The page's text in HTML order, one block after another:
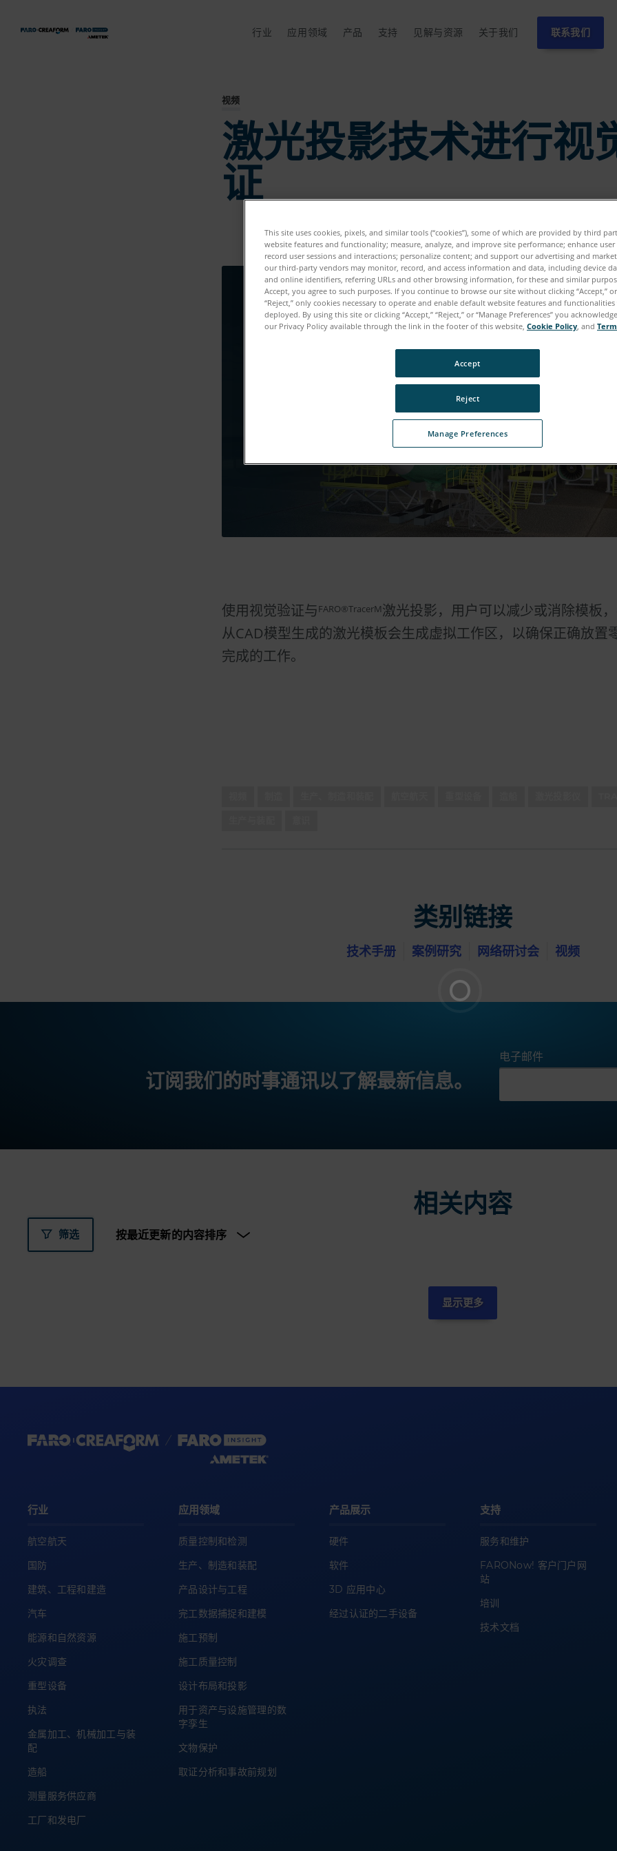
行业 应用领域 产品 支持 见解与资源 关于我们 联系我们
视频
激光投影技术进行视
证
使用视觉验证与FARO®TracerM激光投影，用户可以减少或消除模板，
从CAD模型生成的激光模板会生成虚拟工作区，以确保正确放置
完成的工作。
类别链接
技术手册 案例研究 网络研讨会 视频
订阅我们的时事通讯以了解最新信息。
电子邮件
相关内容
筛选
显示更多
行业
航空航天
国防
建筑、工程和建造
汽车
能源和自然资源
火灾调查
重型设备
执法
金属加工、机械加工与装
配
造船
测量服务供应商
工厂和发电厂
应用领域
质量控制和检测
生产、制造和装配
产品设计与工程
完工数据捕捉和建模
施工预制
施工质量控制
设计布局和投影
用于资产与设施管理的数
字孪生
文物保护
取证分析和事故前规划
产品展示
硬件
软件
3D 应用中心
经过认证的二手设备
支持
服务和维护
FARONow! 客户门户网
站
培训
技术文档
This site uses cookies, pixels, and similar tools (“cookies”), some of which are provided by third
website features and functionality; measure, analyze, and improve site performance; enhance user
record user sessions and interactions; personalize content; and support our advertising and
our third-party vendors may monitor, record, and access information and data, including device
and online identifiers, referring URLs and other browsing information, for these and similar
Accept, you agree to such purposes. If you continue to browse our site without clicking “Accept,”
“Reject,” only cookies necessary to operate and enable default website features and
deployed. By using this site or clicking “Accept,” “Reject,” or “Manage Preferences” you
our Privacy Policy available through the link in the footer of this website, Cookie Policy , and
Manage Preferences
Reject
Accept